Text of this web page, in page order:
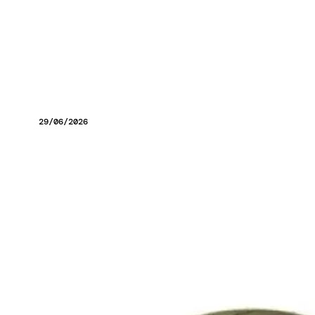
29/06/2026